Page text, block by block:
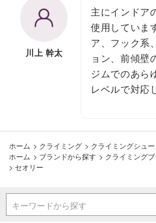
川上 幹太
主にインドア
使用していま
ア、フック系
ョン、前傾壁
ジムでのあら
レベルで対応
ホーム > クライミング > クライミングシュ
ホーム > ブランドから探す > クライミング
> セオリー
キーワードから探す